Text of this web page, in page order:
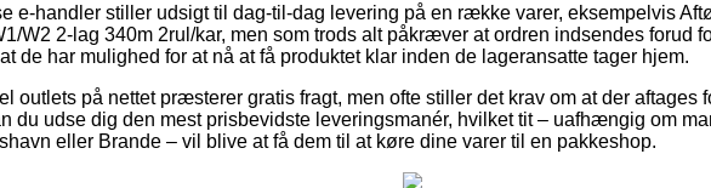
e-handler stiller udsigt til dag-til-dag levering på en række varer, eksempelvis
W2 2-lag 340m 2rul/kar, men som trods alt påkræver at ordren indsendes forud
de har mulighed for at nå at få produktet klar inden de lageransatte tager hjem.
outlets på nettet præsterer gratis fragt, men ofte stiller det krav om at der aftages
du udse dig den mest prisbevidste leveringsmanér, hvilket tit – uafhængig om
eller Brande – vil blive at få dem til at køre dine varer til en pakkeshop.